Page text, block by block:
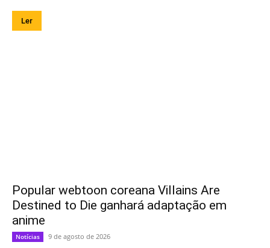
Ler
Popular webtoon coreana Villains Are
Destined to Die ganhará adaptação em
anime
Notícias 9 de agosto de 2026